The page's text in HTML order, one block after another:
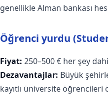
genellikle Alman bankası
Öğrenci yurdu
Fiyat: 250–500 € her şey
Dezavantajlar: Büyük
kayıtlı üniversite öğrencileri